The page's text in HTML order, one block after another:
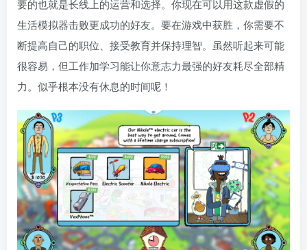
要的也就是长线上的运营和选择。你现在可以用这款虚假的
生活模拟器击败更成功的好友。要在游戏中获胜，你需要不
断提高自己的职位、接受教育并保持理智。虽然听起来可能
很容易，但工作加学习能让你意志力最强的好友耗尽全部精
力。似乎根本没有休息的时间呢！